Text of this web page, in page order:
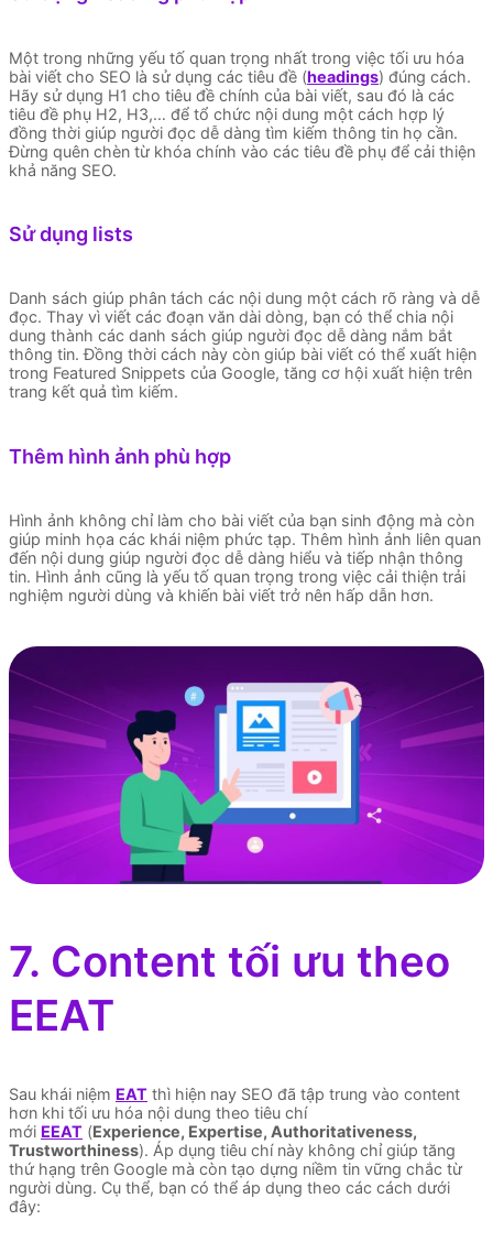
Một trong những yếu tố quan trọng nhất trong việc tối ưu hóa
bài viết cho SEO là sử dụng các tiêu đề (headings) đúng cách.
Hãy sử dụng H1 cho tiêu đề chính của bài viết, sau đó là các
tiêu đề phụ H2, H3,… để tổ chức nội dung một cách hợp lý
đồng thời giúp người đọc dễ dàng tìm kiếm thông tin họ cần.
Đừng quên chèn từ khóa chính vào các tiêu đề phụ để cải thiện
khả năng SEO.
Sử dụng lists
Danh sách giúp phân tách các nội dung một cách rõ ràng và dễ
đọc. Thay vì viết các đoạn văn dài dòng, bạn có thể chia nội
dung thành các danh sách giúp người đọc dễ dàng nắm bắt
thông tin. Đồng thời cách này còn giúp bài viết có thể xuất hiện
trong Featured Snippets của Google, tăng cơ hội xuất hiện trên
trang kết quả tìm kiếm.
Thêm hình ảnh phù hợp
Hình ảnh không chỉ làm cho bài viết của bạn sinh động mà còn
giúp minh họa các khái niệm phức tạp. Thêm hình ảnh liên quan
đến nội dung giúp người đọc dễ dàng hiểu và tiếp nhận thông
tin. Hình ảnh cũng là yếu tố quan trọng trong việc cải thiện trải
nghiệm người dùng và khiến bài viết trở nên hấp dẫn hơn.
7. Content tối ưu theo
EEAT
Sau khái niệm EAT thì hiện nay SEO đã tập trung vào content
hơn khi tối ưu hóa nội dung theo tiêu chí
mới EEAT (Experience, Expertise, Authoritativeness,
Trustworthiness). Áp dụng tiêu chí này không chỉ giúp tăng
thứ hạng trên Google mà còn tạo dựng niềm tin vững chắc từ
người dùng. Cụ thể, bạn có thể áp dụng theo các cách dưới
đây: